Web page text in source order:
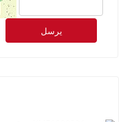
يرسل